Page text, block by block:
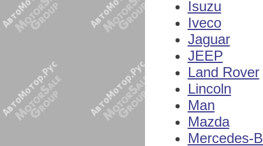
Isuzu
Iveco
Jaguar
JEEP
Land Rover
Lincoln
Man
Mazda
Mercedes-